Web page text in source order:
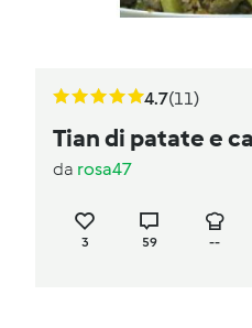
4.7(11)
Tian di patate e
da rosa47
3 59 --